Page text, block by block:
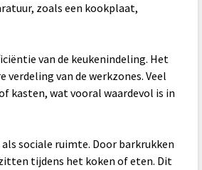
zoals een kookplaat,
van de keukenindeling. Het
van de werkzones. Veel
kasten, wat vooral waardevol is in
sociale ruimte. Door barkrukken
tijdens het koken of eten. Dit